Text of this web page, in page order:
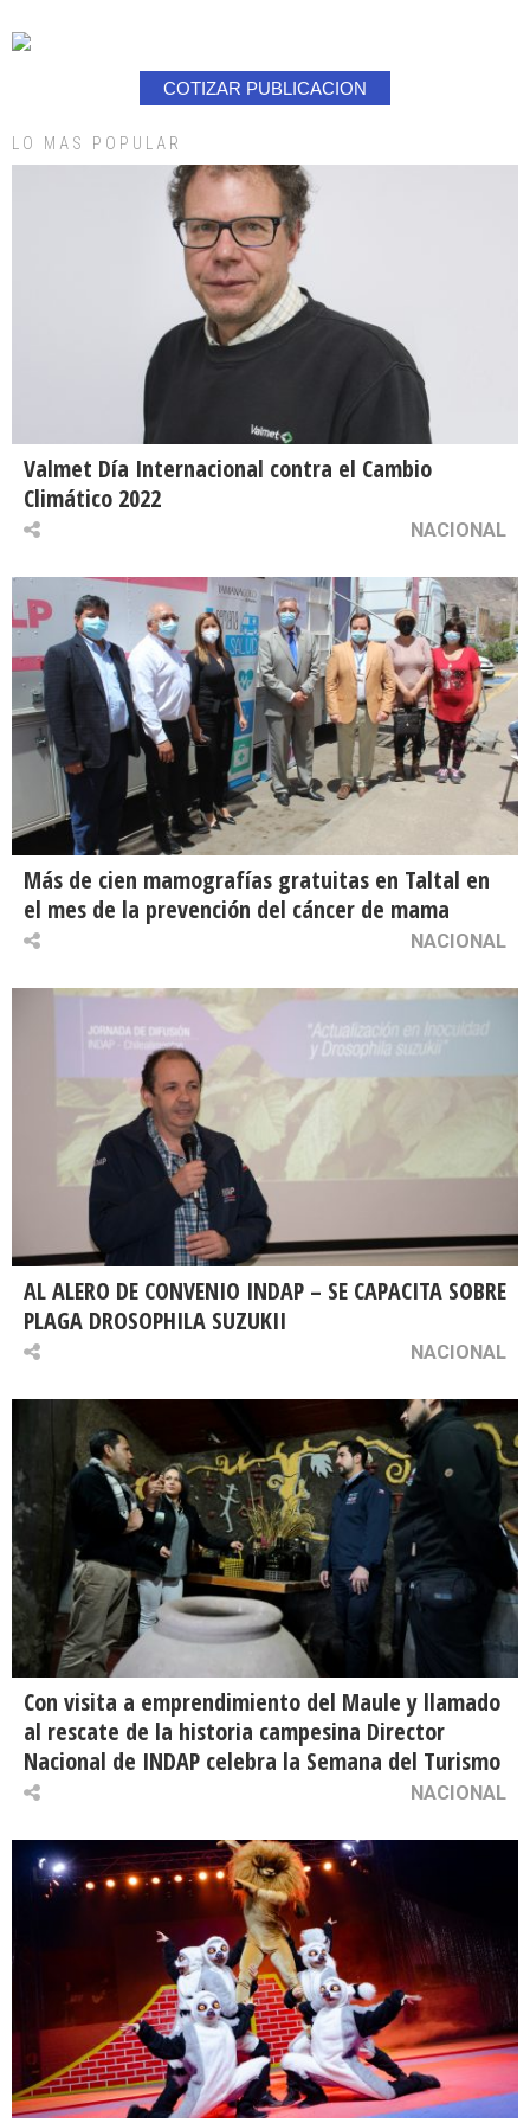
COTIZAR PUBLICACION
LO MAS POPULAR
Valmet Día Internacional contra el Cambio
Climático 2022
NACIONAL
Más de cien mamografías gratuitas en Taltal en
el mes de la prevención del cáncer de mama
NACIONAL
AL ALERO DE CONVENIO INDAP – SE CAPACITA SOBRE
PLAGA DROSOPHILA SUZUKII
NACIONAL
Con visita a emprendimiento del Maule y llamado
al rescate de la historia campesina Director
Nacional de INDAP celebra la Semana del Turismo
NACIONAL